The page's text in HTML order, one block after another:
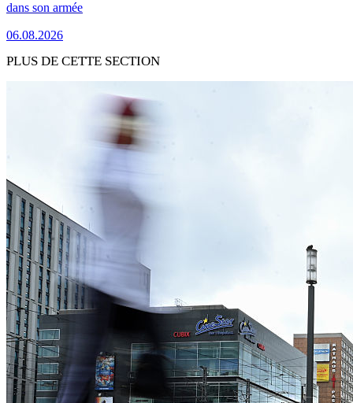
dans son armée
06.08.2026
PLUS DE CETTE SECTION